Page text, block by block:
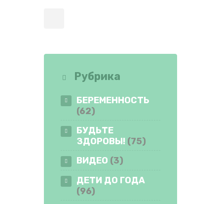
Рубрика
БЕРЕМЕННОСТЬ
(62)
БУДЬТЕ
ЗДОРОВЫ! (75)
ВИДЕО (3)
ДЕТИ ДО ГОДА
(96)